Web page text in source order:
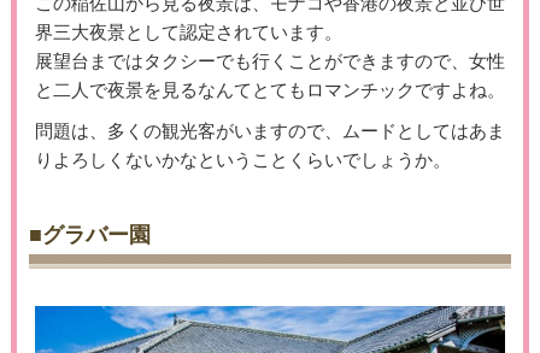
この稲佐山から見る夜景は、モナコや香港の夜景と並び世
界三大夜景として認定されています。
展望台まではタクシーでも行くことができますので、女性
と二人で夜景を見るなんてとてもロマンチックですよね。
問題は、多くの観光客がいますので、ムードとしてはあま
りよろしくないかなということくらいでしょうか。
■グラバー園